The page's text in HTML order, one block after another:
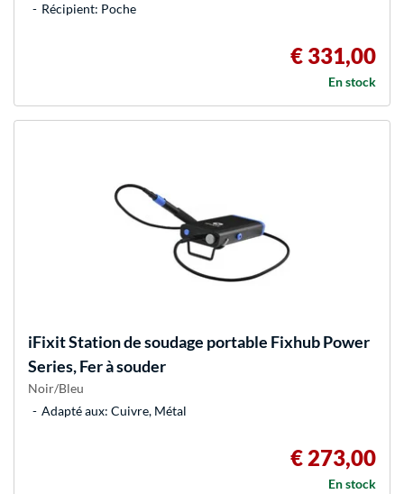
Récipient: Poche
€ 331,00
En stock
iFixitStation de soudage portable Fixhub Power
Series, Fer à souder
Noir/Bleu
Adapté aux: Cuivre, Métal
€ 273,00
En stock